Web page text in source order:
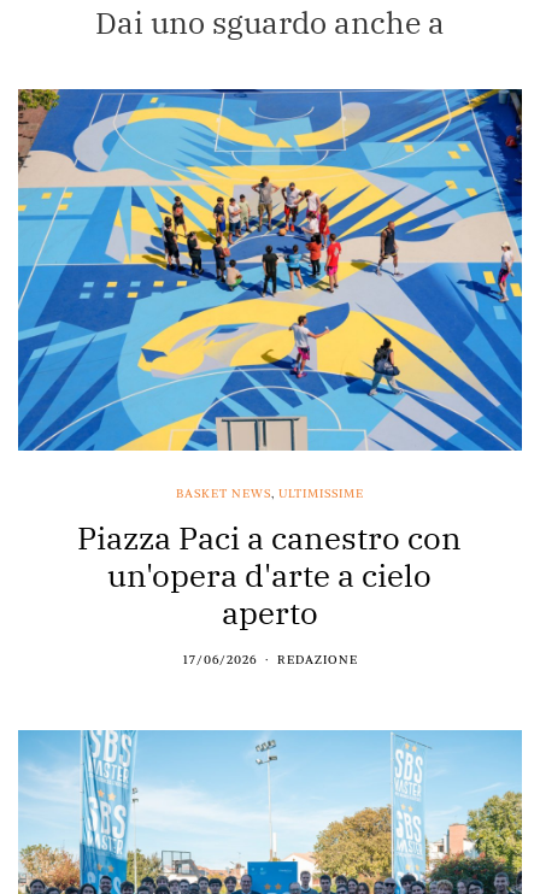
Dai uno sguardo anche a
BASKET NEWS, ULTIMISSIME
Piazza Paci a canestro con
un'opera d'arte a cielo
aperto
17/06/2026 REDAZIONE